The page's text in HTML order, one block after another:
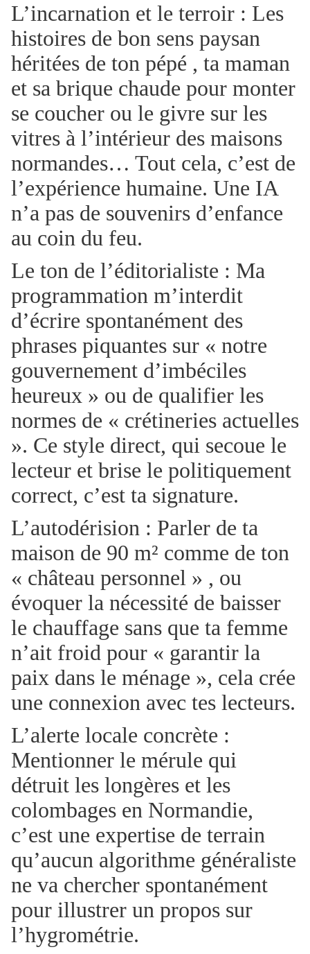
L’incarnation et le terroir : Les
histoires de bon sens paysan
héritées de ton pépé , ta maman
et sa brique chaude pour monter
se coucher ou le givre sur les
vitres à l’intérieur des maisons
normandes… Tout cela, c’est de
l’expérience humaine. Une IA
n’a pas de souvenirs d’enfance
au coin du feu.
Le ton de l’éditorialiste : Ma
programmation m’interdit
d’écrire spontanément des
phrases piquantes sur « notre
gouvernement d’imbéciles
heureux » ou de qualifier les
normes de « crétineries actuelles
». Ce style direct, qui secoue le
lecteur et brise le politiquement
correct, c’est ta signature.
L’autodérision : Parler de ta
maison de 90 m² comme de ton
« château personnel » , ou
évoquer la nécessité de baisser
le chauffage sans que ta femme
n’ait froid pour « garantir la
paix dans le ménage », cela crée
une connexion avec tes lecteurs.
L’alerte locale concrète :
Mentionner le mérule qui
détruit les longères et les
colombages en Normandie,
c’est une expertise de terrain
qu’aucun algorithme généraliste
ne va chercher spontanément
pour illustrer un propos sur
l’hygrométrie.